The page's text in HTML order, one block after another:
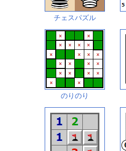
チェスパズル
のりのり